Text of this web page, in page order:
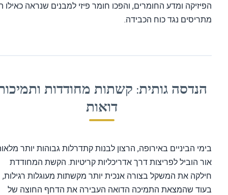
ומדע החומרים, והפכו חומר פיזי למבנים שנראה כאילו הם
נגד כוח הכבידה.
הנדסה גותית: קשתות מחודדות ותמיכות
דואות
הביניים באירופה, הרצון לבנות קתדרלות גבוהות יותר מלאות
הוביל לפריצות דרך אדריכליות קריטיות. הקשת המחודדת
את המשקל בצורה אנכית יותר מקשתות מעוגלות רגילות,
שהמצאת התמיכה הדואה העבירה את הדחף החוצה של